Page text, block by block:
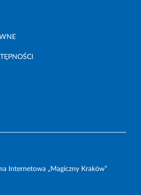
Internetowa „Magiczny Kraków”